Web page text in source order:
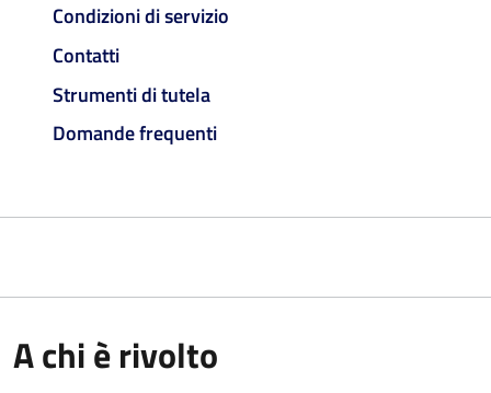
Condizioni di servizio
Contatti
Strumenti di tutela
Domande frequenti
A chi è rivolto